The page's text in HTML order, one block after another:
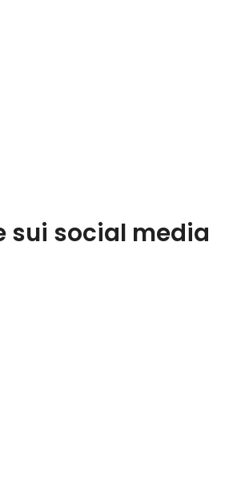
sui social media